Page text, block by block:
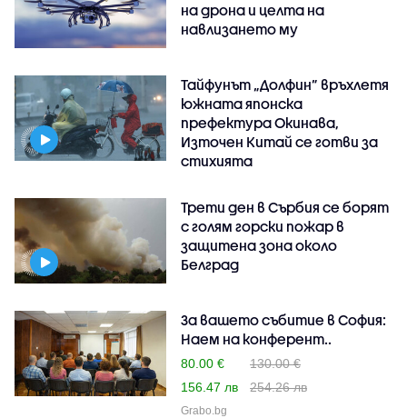
на дрона и целта на
навлизането му
Тайфунът „Долфин” връхлетя
южната японска
префектура Окинава,
Източен Китай се готви за
стихията
Трети ден в Сърбия се борят
с голям горски пожар в
защитена зона около
Белград
За вашето събитие в София:
Наем на конферент..
80.00 €
130.00 €
156.47 лв
254.26 лв
Grabo.bg